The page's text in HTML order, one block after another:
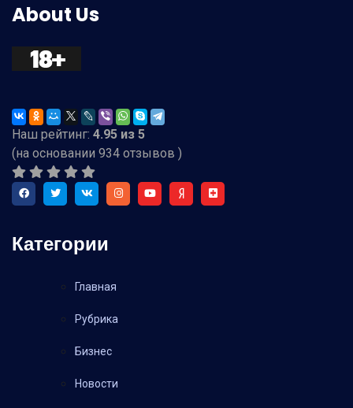
About Us
Наш рейтинг: 4.95 из 5
(на основании 934 отзывов )
Категории
Главная
Рубрика
Бизнес
Новости